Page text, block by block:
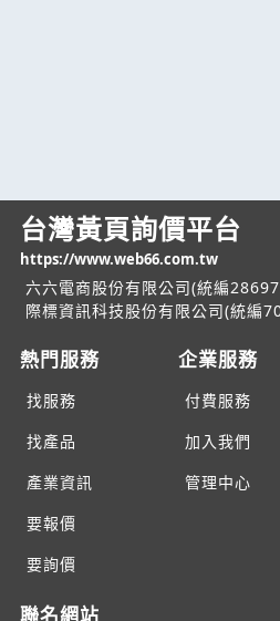
台灣黃頁詢價平台
https://www.web66.com.tw
六六電商股份有限公司(統編
際標資訊科技股份有限公司(統編
熱門服務
找服務
找產品
產業資訊
要報價
要詢價
企業服務
付費服務
加入我們
管理中心
聯名網站